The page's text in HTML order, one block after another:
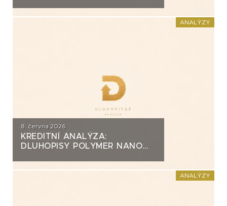
ANALÝZY
8. června 2026
KREDITNÍ ANALÝZA:
DLUHOPISY POLYMER NANO
ANALÝZY